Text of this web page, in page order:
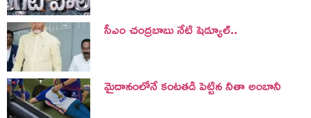
సీఎం చంద్రబాబు నేటి షెడ్యూల్..
మైదానంలోనే కంటతడి పెట్టిన నీతా అంబానీ